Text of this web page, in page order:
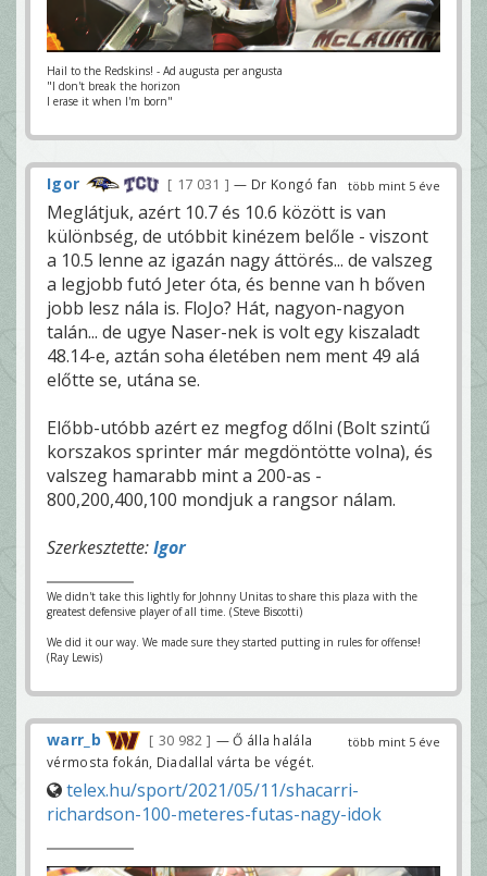
Hail to the Redskins! - Ad augusta per angusta
"I don't break the horizon
I erase it when I'm born"
több mint 5 éve
Igor 17 031 — Dr Kongó fan
Meglátjuk, azért 10.7 és 10.6 között is van
különbség, de utóbbit kinézem belőle - viszont
a 10.5 lenne az igazán nagy áttörés... de valszeg
a legjobb futó Jeter óta, és benne van h bőven
jobb lesz nála is. FloJo? Hát, nagyon-nagyon
talán... de ugye Naser-nek is volt egy kiszaladt
48.14-e, aztán soha életében nem ment 49 alá
előtte se, utána se.
Előbb-utóbb azért ez megfog dőlni (Bolt szintű
korszakos sprinter már megdöntötte volna), és
valszeg hamarabb mint a 200-as -
800,200,400,100 mondjuk a rangsor nálam.
Szerkesztette:Igor
We didn't take this lightly for Johnny Unitas to share this plaza with the
greatest defensive player of all time. (Steve Biscotti)
We did it our way. We made sure they started putting in rules for offense!
(Ray Lewis)
több mint 5 éve
warr_b 30 982
— Ő álla halála
vérmosta fokán, Diadallal várta be végét.
telex.hu/sport/2021/05/11/shacarri-
richardson-100-meteres-futas-nagy-idok